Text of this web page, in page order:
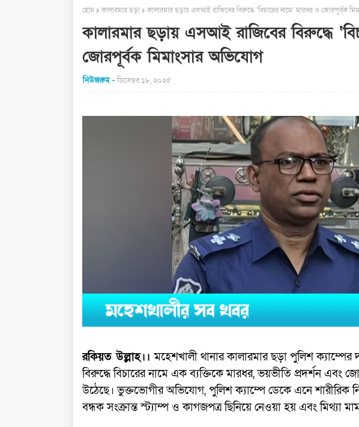
হোম কালারমার ছড়া কালারমার ছড়ায় এসআই রাজিবের বিরুদ্ধে ‘বিচারের নামে’ মারধর ও জোরপূর্বক
কালারমার ছড়ায় এসআই রাজিবের বিরুদ্ধে
জোরপূর্বক মিমাংসার অভিযোগ
নিউজরুম ডিসেম্বর ১৮, ২০২৫
রকিয়ত উল্লাহ।।মহেশখালী থানার কালারমার ছড়া পুলিশ ক্যাম্পের
বিরুদ্ধে বিচারের নামে এক ব্যক্তিকে মারধর, ভয়ভীতি প্রদর্শন এবং
উঠেছে। ভুক্তভোগীর অভিযোগ, পুলিশ ক্যাম্পে ডেকে এনে শারীরিক
বন্ধক সংক্রান্ত স্ট্যাম্প ও কাগজপত্র ছিনিয়ে নেওয়া হয় এবং মিথ্যা